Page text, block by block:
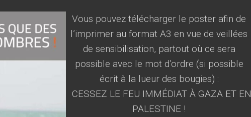
Vous pouvez télécharger le poster afin de
l’imprimer au format A3 en vue de veillées
de sensibilisation, partout où ce sera
possible avec le mot d’ordre (si possible
écrit à la lueur des bougies) :
CESSEZ LE FEU IMMÉDIAT À GAZA ET EN
PALESTINE !